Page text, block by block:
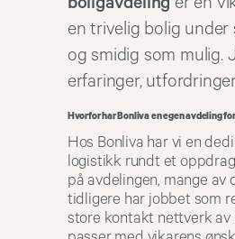
en trivelig bolig
og smidig som mulig.
erfaringer,
Hvorfor har Bonliva en egen avdeling
Hos Bonliva har vi en
logistikk rundt et
på avdelingen, mange
tidligere har jobbet som
store kontakt nettverk av